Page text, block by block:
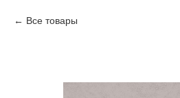
Все товары